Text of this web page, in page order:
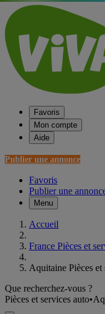
Favoris
Mon compte
Aide
Publier une annonce
Favoris
Publier une
Menu
Accueil
France Pièces et
Aquitaine Pièces et
Que recherchez-vous ?
Pièces et services auto•